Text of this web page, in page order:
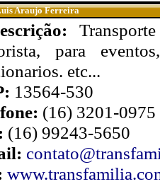
Araujo Ferreira
para
etc...
13564-530
(16) 3201-
(16) 99243-5650